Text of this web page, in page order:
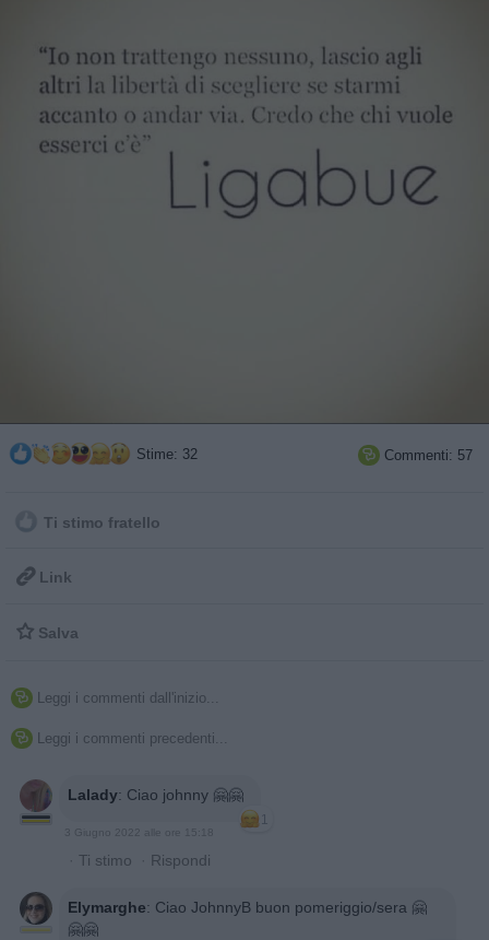
Stime: 32  Commenti: 57
Ti stimo fratello
 Link
 Salva
 Leggi i commenti dall'inizio...
 Leggi i commenti precedenti...
Lalady: Ciao johnny 🤗🤗
1
3 Giugno 2022 alle ore 15:18
· Ti stimo · Rispondi
Elymarghe: Ciao JohnnyB buon pomeriggio/sera 🤗
🤗🤗